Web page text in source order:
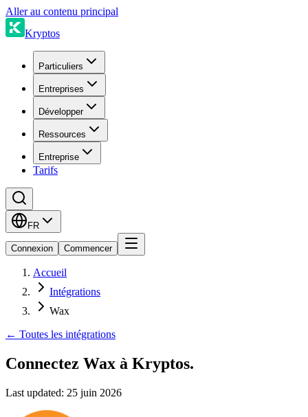
Aller au contenu principal
Kryptos
Particuliers
Entreprises
Développer
Ressources
Entreprise
Tarifs
FR
Connexion Commencer
Accueil
Intégrations
Wax
← Toutes les intégrations
Connectez Wax à Kryptos.
Last updated: 25 juin 2026